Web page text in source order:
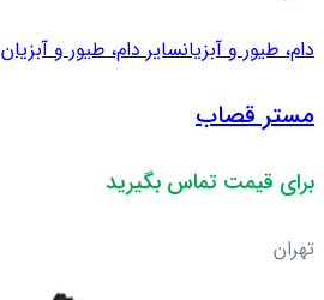
دام، طیور و آبزیانسایر دام، طیور و آبزیان
مستر قصاب
برای قیمت تماس بگیرید
تهران